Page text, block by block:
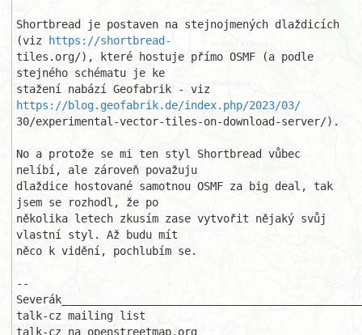
Shortbread je postaven na stejnojmených dlaždicích
(viz
https://shortbread-
tiles.org/), které hostuje přímo OSMF (a podle
stejného schématu je ke
https://blog.geofabrik.de/index.php/2023/03/
30/experimental-vector-tiles-on-download-server/).
No a protože se mi ten styl Shortbread vůbec
nelíbí, ale zároveň považuju
dlaždice hostované samotnou OSMF za big deal, tak
jsem se rozhodl, že po
několika letech zkusím zase vytvořit nějaký svůj
vlastní styl. Až budu mít
něco k vidění, pochlubím se.
--
talk-cz mailing list